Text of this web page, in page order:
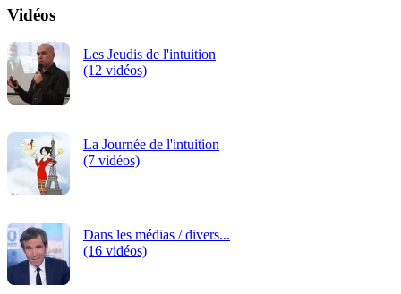
Vidéos
Les Jeudis de l'intuition
(12 vidéos)
La Journée de l'intuition
(7 vidéos)
Dans les médias / divers...
(16 vidéos)